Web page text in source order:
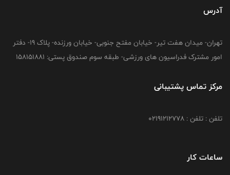
آدرس
تهران- میدان هفت تیر- خیابان مفتح جنوبی- خیابان ورزنده- پلاک 19- دفتر
امور مشترک فدراسیون های ورزشی- طبقه سوم صندوق پستی: 158151881
مرکز تماس پشتیبانی
تلفن : تلفن : 02191212778
ساعات کار